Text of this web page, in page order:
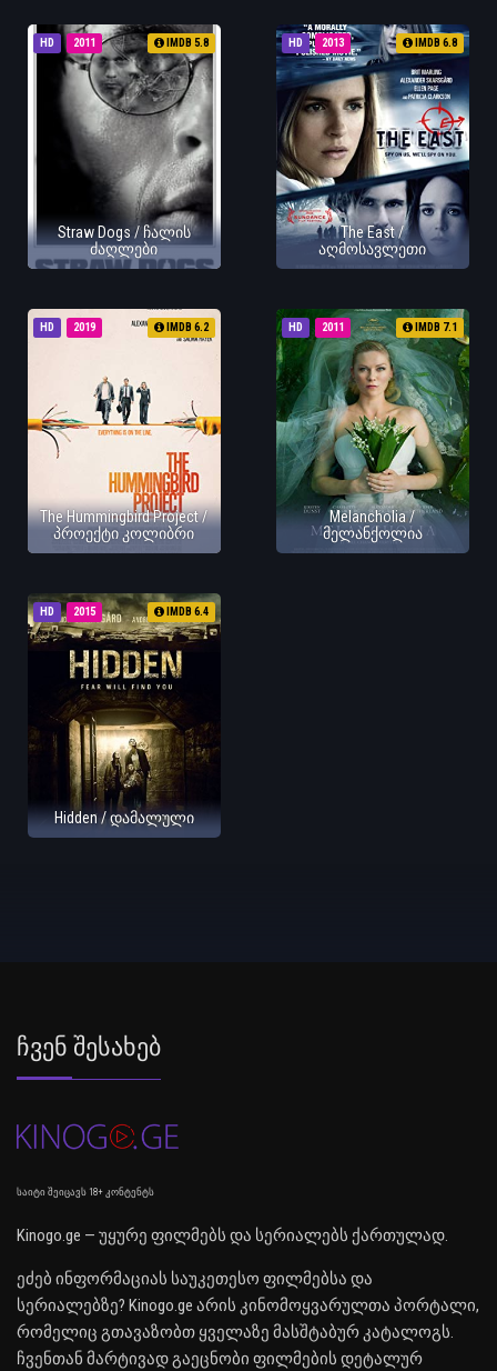
HD 2011 IMDB 5.8
Straw Dogs / ჩალის
ძაღლები
HD 2013 IMDB 6.8
The East /
აღმოსავლეთი
HD 2019 IMDB 6.2
The Hummingbird Project /
პროექტი კოლიბრი
HD 2011 IMDB 7.1
Melancholia /
მელანქოლია
HD 2015 IMDB 6.4
Hidden / დამალული
Ჩვენ Შესახებ
საიტი შეიცავს 18+ კონტენტს
Kinogo.ge — უყურე ფილმებს და სერიალებს ქართულად.
ეძებ ინფორმაციას საუკეთესო ფილმებსა და
სერიალებზე? Kinogo.ge არის კინომოყვარულთა პორტალი,
რომელიც გთავაზობთ ყველაზე მასშტაბურ კატალოგს.
ჩვენთან მარტივად გაეცნობი ფილმების დეტალურ